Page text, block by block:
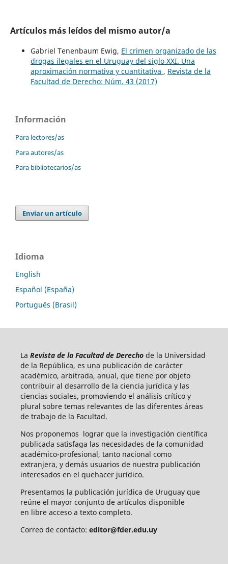
Artículos más leídos del mismo autor/a
Gabriel Tenenbaum Ewig, El crimen organizado de las
drogas ilegales en el Uruguay del siglo XXI. Una
aproximación normativa y cuantitativa , Revista de la
Facultad de Derecho: Núm. 43 (2017)
Información
Para lectores/as
Para autores/as
Para bibliotecarios/as
Enviar un artículo
Idioma
English
Español (España)
Português (Brasil)
La Revista de la Facultad de Derecho de la Universidad
de la República, es una publicación de carácter
académico, arbitrada, anual, que tiene por objeto
contribuir al desarrollo de la ciencia jurídica y las
ciencias sociales, promoviendo el análisis crítico y
plural sobre temas relevantes de las diferentes áreas
de trabajo de la Facultad.
Nos proponemos lograr que la investigación científica
publicada satisfaga las necesidades de la comunidad
académico-profesional, tanto nacional como
extranjera, y demás usuarios de nuestra publicación
interesados en el quehacer jurídico.
Presentamos la publicación jurídica de Uruguay que
reúne el mayor conjunto de artículos disponible
en libre acceso a texto completo.
Correo de contacto: editor@fder.edu.uy